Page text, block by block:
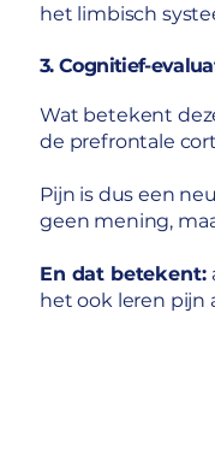
het limbisch
3. Cognitief-
Wat betekent
de prefrontale
Pijn is dus een
geen mening,
En dat betekent:
het ook leren pijn